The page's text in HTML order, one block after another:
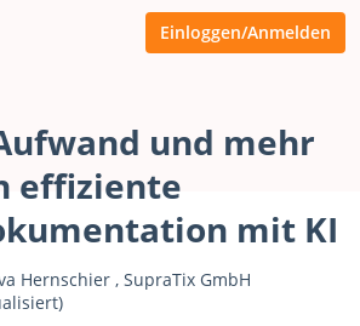
Einloggen/Anmelden
und mehr
effiziente
mit KI
Hernschier, SupraTix GmbH